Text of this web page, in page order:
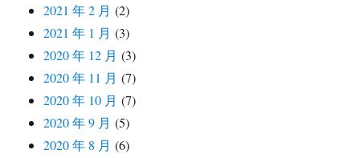
2021 年 2 月 (2)
2021 年 1 月 (3)
2020 年 12 月 (3)
2020 年 11 月 (7)
2020 年 10 月 (7)
2020 年 9 月 (5)
2020 年 8 月 (6)